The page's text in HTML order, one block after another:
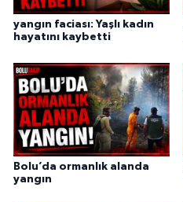
yangın faciası: Yaşlı kadın
hayatını kaybetti
Bolu’da ormanlık alanda
yangın